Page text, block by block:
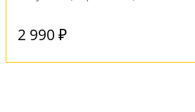
2 990 ₽